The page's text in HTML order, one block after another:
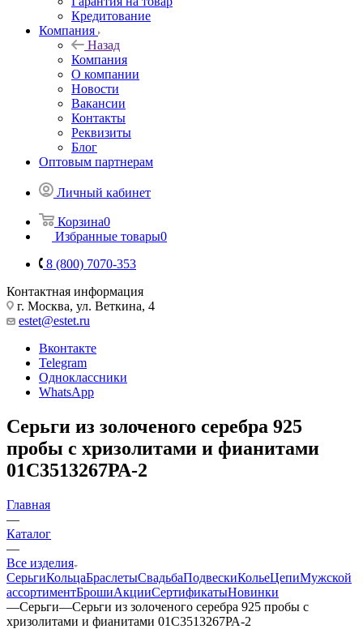
Кредитование
Компания
Назад
Компания
О компании
Новости
Вакансии
Контакты
Реквизиты
Блог
Оптовым партнерам
Личный кабинет
Корзина0
Избранные товары0
8 (800) 7070-353
Контактная информация
г. Москва, ул. Веткина, 4
estet@estet.ru
Вконтакте
Telegram
Одноклассники
WhatsApp
Серьги из золоченого серебра 925
пробы с хризолитами и фианитами
01С3513267РА-2
Главная
—
Каталог
—
Все изделия
СерьгиКольцаБраслетыСвадьбаПодвескиКольеЦепиМужской
ассортиментБрошиАкцииСертификатыНовинки
—Серьги—Серьги из золоченого серебра 925 пробы с
хризолитами и фианитами 01С3513267РА-2